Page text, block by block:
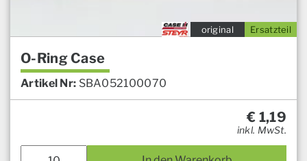
Ersatzteil
original
O-Ring Case
Artikel Nr: SBA052100070
€ 1,19
inkl. MwSt.